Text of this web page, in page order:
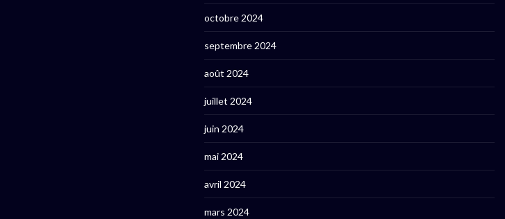
octobre 2024
septembre 2024
août 2024
juillet 2024
juin 2024
mai 2024
avril 2024
mars 2024